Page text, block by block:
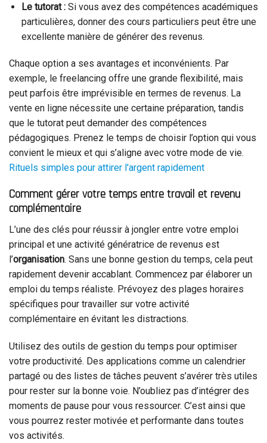
Le tutorat :Si vous avez des compétences académiques
particulières, donner des cours particuliers peut être une
excellente manière de générer des revenus.
Chaque option a ses avantages et inconvénients. Par
exemple, le freelancing offre une grande flexibilité, mais
peut parfois être imprévisible en termes de revenus. La
vente en ligne nécessite une certaine préparation, tandis
que le tutorat peut demander des compétences
pédagogiques. Prenez le temps de choisir l’option qui vous
convient le mieux et qui s’aligne avec votre mode de vie.
Rituels simples pour attirer l'argent rapidement
Comment gérer votre temps entre travail et revenu
complémentaire
L’une des clés pour réussir à jongler entre votre emploi
principal et une activité génératrice de revenus est
l’organisation. Sans une bonne gestion du temps, cela peut
rapidement devenir accablant. Commencez par élaborer un
emploi du temps réaliste. Prévoyez des plages horaires
spécifiques pour travailler sur votre activité
complémentaire en évitant les distractions.
Utilisez des outils de gestion du temps pour optimiser
votre productivité. Des applications comme un calendrier
partagé ou des listes de tâches peuvent s’avérer très utiles
pour rester sur la bonne voie. N’oubliez pas d’intégrer des
moments de pause pour vous ressourcer. C’est ainsi que
vous pourrez rester motivée et performante dans toutes
vos activités.